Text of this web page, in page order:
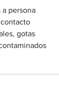
a persona
gotas